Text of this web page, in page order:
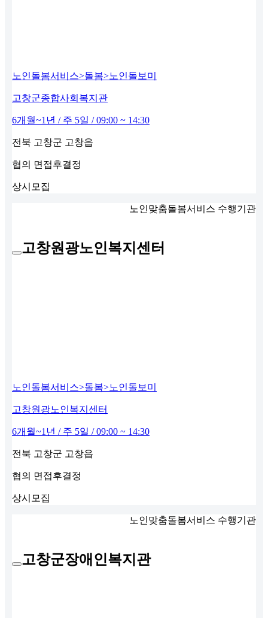
노인돌봄서비스>돌봄>노인돌보미
고창군종합사회복지관
6개월~1년 / 주 5일 / 09:00 ~ 14:30
전북 고창군 고창읍
협의 면접후결정
상시모집
노인맞춤돌봄서비스 수행기관
고창원광노인복지센터
노인돌봄서비스>돌봄>노인돌보미
고창원광노인복지센터
6개월~1년 / 주 5일 / 09:00 ~ 14:30
전북 고창군 고창읍
협의 면접후결정
상시모집
노인맞춤돌봄서비스 수행기관
고창군장애인복지관